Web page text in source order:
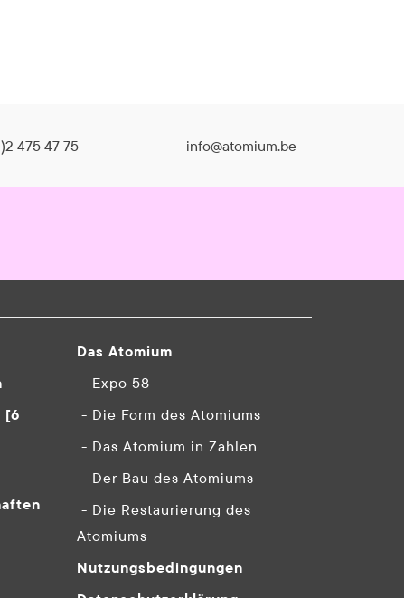
475 47 75 info@atomium.be
[6
Das Atomium
- Expo 58
- Die Form des Atomiums
- Das Atomium in Zahlen
- Der Bau des Atomiums
- Die Restaurierung des
Atomiums
Nutzungsbedingungen